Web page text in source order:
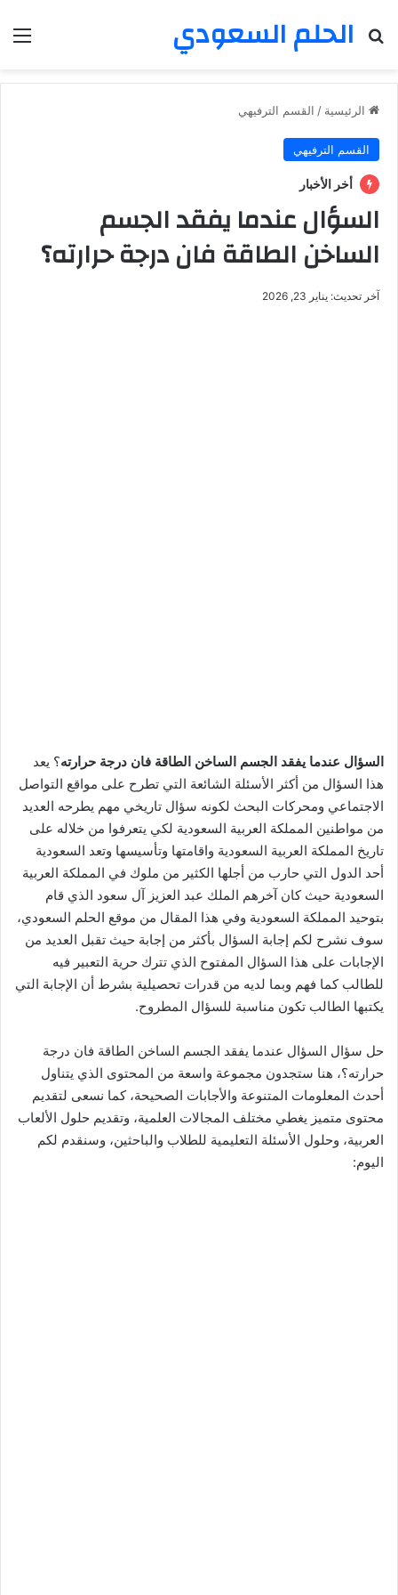
الحلم السعودي
بحث عن
الرئيسية / القسم الترفيهي
القسم الترفيهي
أخر الأخبار
السؤال عندما يفقد الجسم
الساخن الطاقة فان درجة حرارته؟
آخر تحديث: يناير 23, 2026
السؤال عندما يفقد الجسم الساخن الطاقة فان درجة حرارته؟ يعد
هذا السؤال من أكثر الأسئلة الشائعة التي تطرح على مواقع التواصل
الاجتماعي ومحركات البحث لكونه سؤال تاريخي مهم يطرحه العديد
من مواطنين المملكة العربية السعودية لكي يتعرفوا من خلاله على
تاريخ المملكة العربية السعودية واقامتها وتأسيسها وتعد السعودية
أحد الدول التي حارب من أجلها الكثير من ملوك في المملكة العربية
السعودية حيث كان آخرهم الملك عبد العزيز آل سعود الذي قام
بتوحيد المملكة السعودية وفي هذا المقال من موقع الحلم السعودي،
سوف نشرح لكم إجابة السؤال بأكثر من إجابة حيث تقبل العديد من
الإجابات على هذا السؤال المفتوح الذي تترك حرية التعبير فيه
للطالب كما فهم وبما لديه من قدرات تحصيلية بشرط أن الإجابة التي
يكتبها الطالب تكون مناسبة للسؤال المطروح.
حل سؤال السؤال عندما يفقد الجسم الساخن الطاقة فان درجة
حرارته؟، هنا ستجدون مجموعة واسعة من المحتوى الذي يتناول
أحدث المعلومات المتنوعة والأجابات الصحيحة، كما نسعى لتقديم
محتوى متميز يغطي مختلف المجالات العلمية، وتقديم حلول الألعاب
العربية، وحلول الأسئلة التعليمية للطلاب والباحثين، وسنقدم لكم
اليوم: